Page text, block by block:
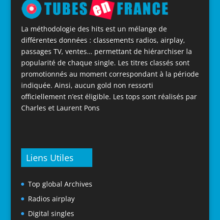
La méthodologie des hits est un mélange de
différentes données : classements radios, airplay,
passages TV, ventes… permettant de hiérarchiser la
popularité de chaque single. Les titres classés sont
promotionnés au moment correspondant à la période
indiquée. Ainsi, aucun gold non ressorti
officiellement n’est éligible. Les tops sont réalisés par
Charles et Laurent Pons
Liens Utiles
Top global Archives
Radios airplay
Digital singles